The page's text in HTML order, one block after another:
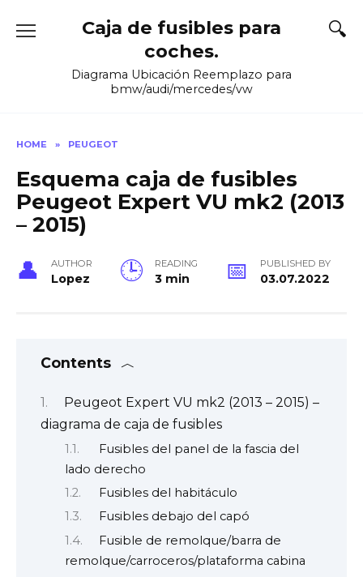
Caja de fusibles para
coches.
Diagrama Ubicación Reemplazo para
bmw/audi/mercedes/vw
HOME » PEUGEOT
Esquema caja de fusibles
Peugeot Expert VU mk2 (2013
– 2015)
AUTHOR
Lopez
READING
3 min
PUBLISHED BY
03.07.2022
Contents
Peugeot Expert VU mk2 (2013 – 2015) –
diagrama de caja de fusibles
Fusibles del panel de la fascia del
lado derecho
Fusibles del habitáculo
Fusibles debajo del capó
Fusible de remolque/barra de
remolque/carroceros/plataforma cabina